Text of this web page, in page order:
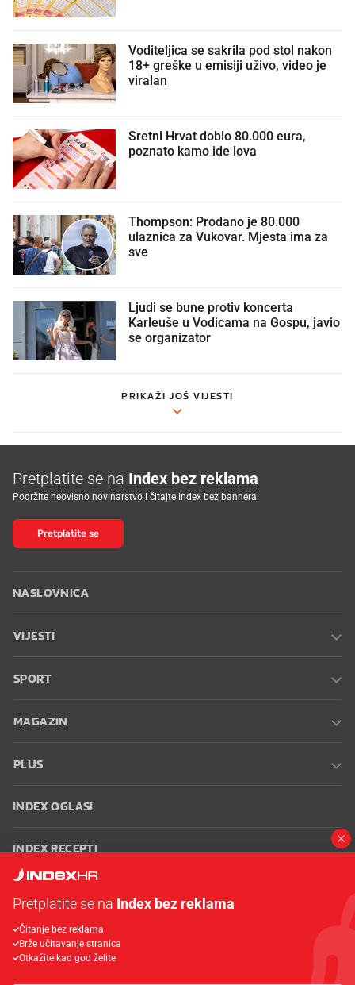
Voditeljica se sakrila pod stol nakon
18+ greške u emisiji uživo, video je
viralan
Sretni Hrvat dobio 80.000 eura,
poznato kamo ide lova
Thompson: Prodano je 80.000
ulaznica za Vukovar. Mjesta ima za
sve
Ljudi se bune protiv koncerta
Karleuše u Vodicama na Gospu, javio
se organizator
PRIKAŽI JOŠ VIJESTI
Pretplatite se na Index bez reklama
Podržite neovisno novinarstvo i čitajte Index bez bannera.
Pretplatite se
NASLOVNICA
VIJESTI
SPORT
MAGAZIN
PLUS
INDEX OGLASI
INDEX RECEPTI
Oglašavanje Zaposli se na Indexu
korištenja
Postavke kolačića
Pretplatite se na Index bez reklama
Čitanje bez reklama
Brže učitavanje stranica
Otkažite kad god želite